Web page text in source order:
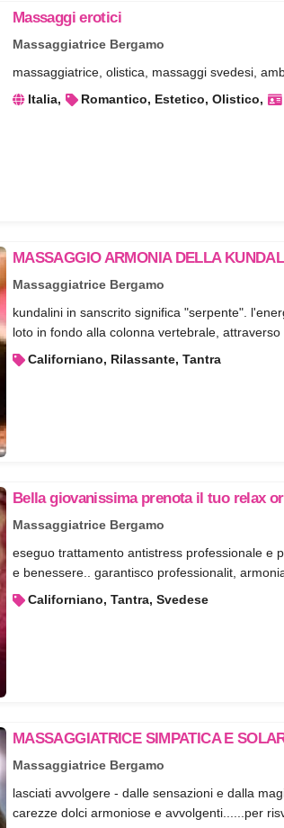
Massaggi erotici
Massaggiatrice Bergamo
massaggiatrice, olistica, massaggi svedesi,
Italia
Romantico, Estetico, Olistico
MASSAGGIO ARMONIA DELLA
Massaggiatrice Bergamo
kundalini in sanscrito significa "serpente".
loto in fondo alla colonna vertebrale, attraverso
Californiano, Rilassante, Tantra
Bella giovanissima prenota il tuo relax
Massaggiatrice Bergamo
eseguo trattamento antistress professionale e
e benessere.. garantisco professionalit,
Californiano, Tantra, Svedese
MASSAGGIATRICE SIMPATICA E
Massaggiatrice Bergamo
lasciati avvolgere - dalle sensazioni e dalla
carezze dolci armoniose e avvolgenti......per